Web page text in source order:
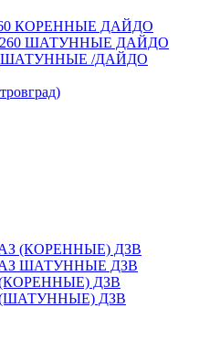
КОРЕННЫЕ ДАЙДО
ШАТУННЫЕ ДАЙДО
/ДАЙДО
(КОРЕННЫЕ) ДЗВ
ШАТУННЫЕ ДЗВ
ДЗВ
ДЗВ